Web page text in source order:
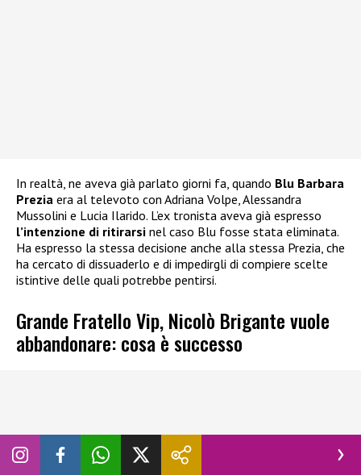
In realtà, ne aveva già parlato giorni fa, quando Blu Barbara
Prezia era al televoto con Adriana Volpe, Alessandra
Mussolini e Lucia Ilarido. L’ex tronista aveva già espresso
l’intenzione di ritirarsi nel caso Blu fosse stata eliminata.
Ha espresso la stessa decisione anche alla stessa Prezia, che
ha cercato di dissuaderlo e di impedirgli di compiere scelte
istintive delle quali potrebbe pentirsi.
Grande Fratello Vip, Nicolò Brigante vuole
abbandonare: cosa è successo